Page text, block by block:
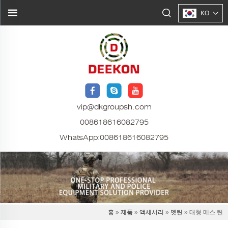
KO
vip@dkgroupsh.com
008618616082795
WhatsApp:008618616082795
홈 » 제품 » 액세서리 » 멧틴 » 대형 메스 틴